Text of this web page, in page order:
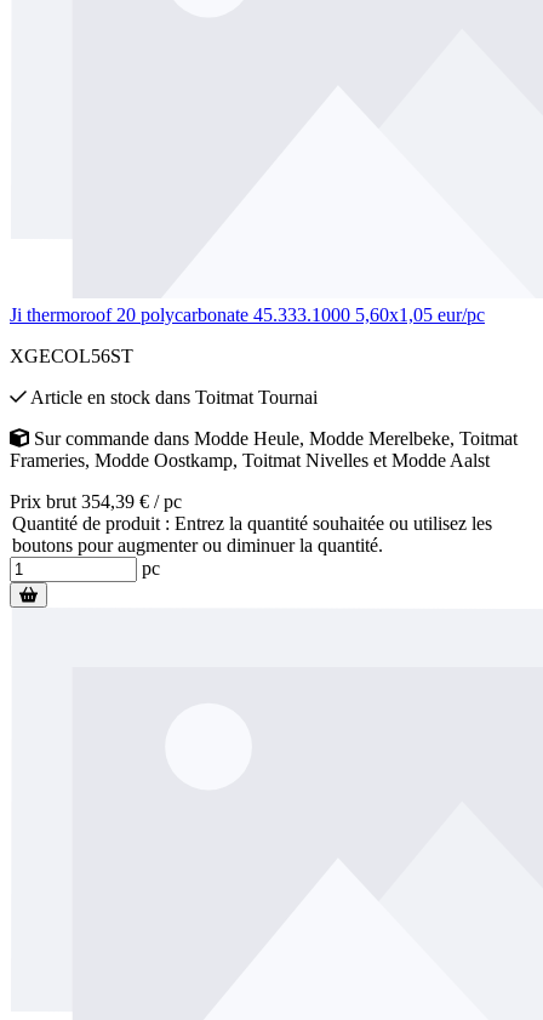
Ji thermoroof 20 polycarbonate 45.333.1000 5,60x1,05 eur/pc
XGECOL56ST
Article en stock dans Toitmat Tournai
Sur commande dans Modde Heule, Modde Merelbeke, Toitmat
Frameries, Modde Oostkamp, Toitmat Nivelles et Modde Aalst
Prix brut 354,39 € / pc
Quantité de produit : Entrez la quantité souhaitée ou utilisez les
boutons pour augmenter ou diminuer la quantité.
pc